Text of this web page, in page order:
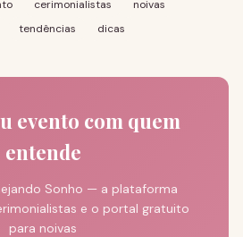
cerimonialistas
noivas
tendências dicas
evento com quem
entende
Sonho — a plataforma
e o portal gratuito
para noivas